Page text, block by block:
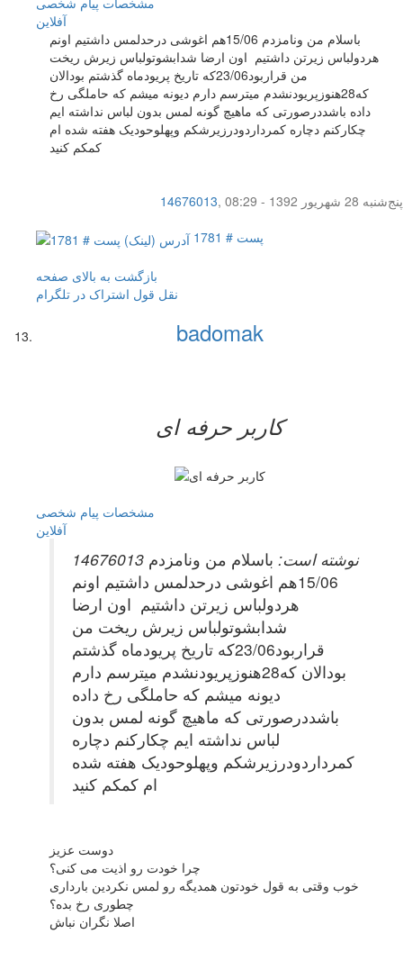
آفلاين
باسلام من ونامزدم 15/06هم اغوشی درحدلمس داشتیم اونم
هردولباس زیرتن داشتیم اون ارضا شدابشوتولباس زیرش ریخت
من قراربود23/06که تاریخ پریودماه گذشتم بودالان
که28هنوزپریودنشدم میترسم دارم دیونه میشم که حاملگی رخ
داده باشددرصورتی که ماهیچ گونه لمس بدون لباس نداشته ایم
چکارکنم دچاره کمرداردودرزیرشکم وپهلوحودیک هفته شده ام
کمکم کنید
14676013,
پنج‌شنبه 28 شهریور 1392 - 08:29
پست # 1781
بازگشت به بالای صفحه
نقل قول اشتراک در تلگرام
badomak
کاربر حرفه ای
مشخصات پیام شخصی
آفلاين
14676013 نوشته است: باسلام من ونامزدم
15/06هم اغوشی درحدلمس داشتیم اونم
هردولباس زیرتن داشتیم اون ارضا
شدابشوتولباس زیرش ریخت من
قراربود23/06که تاریخ پریودماه گذشتم
بودالان که28هنوزپریودنشدم میترسم دارم
دیونه میشم که حاملگی رخ داده
باشددرصورتی که ماهیچ گونه لمس بدون
لباس نداشته ایم چکارکنم دچاره
کمرداردودرزیرشکم وپهلوحودیک هفته شده
ام کمکم کنید
دوست عزیز
چرا خودت رو اذیت می کنی؟
خوب وقتی به قول خودتون همدیگه رو لمس نکردین بارداری
چطوری رخ بده؟
اصلا نگران نباش